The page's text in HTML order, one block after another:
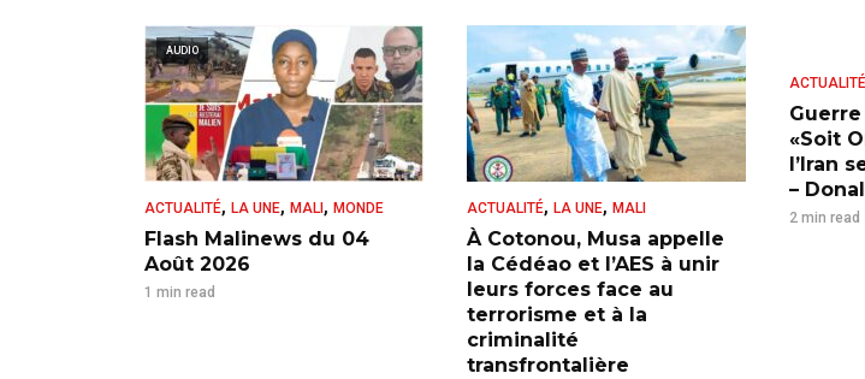
AUDIO
ACTUALITÉ, LA UNE, MALI , MONDE
Flash Malinews du 04
Août 2026
1 min read
ACTUALITÉ, LA UNE, MALI
À Cotonou, Musa appelle
la Cédéao et l’AES à unir
leurs forces face au
terrorisme et à la
criminalité
transfrontalière
ACTUALITÉ
«Soit
l’Iran
–
2 min read